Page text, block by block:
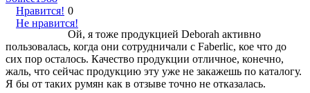
Нравится!
Не нравится!
0
Ой, я тоже продукцией Deborah активно
пользовалась, когда они сотрудничали с Faberlic, кое что до
сих пор осталось. Качество продукции отличное, конечно,
жаль, что сейчас продукцию эту уже не закажешь по каталогу.
Я бы от таких румян как в отзыве точно не отказалась.